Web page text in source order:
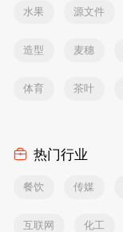
水果 源文件
造型 麦穗
体育 茶叶
热门行业
餐饮 传媒
互联网 化工